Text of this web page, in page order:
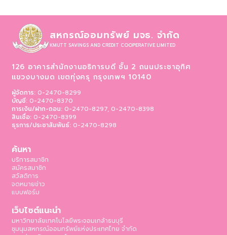
สหกรณ์ออมทรัพย์ มจธ. จำกัด
KMUTT SAVINGS AND CREDIT COOPERATIVE LIMITED
126 อาคารสำนักงานอธิการบดี ชั้น 2 ถนนประชาอุทิศ
แขวงบางมด เขตทุ่งครุ กรุงเทพฯ 10140
ผู้จัดการ: 0-2470-8299
บัญชี: 0-2470-8370
การเงิน/ฝาก-ถอน: 0-2470-8297, 0-2470-8398
สินเชื่อ: 0-2470-8399
ธุรการ/ประชาสัมพันธ์: 0-2470-8298
ค้นหา
บริการสมาชิก
สมัครสมาชิก
สวัสดิการ
จดหมายข่าว
แบบฟอร์ม
เว็บไซต์แนะนำ
มหาวิทยาลัยเทคโนโลยีพระจอมเกล้าธนบุรี
ชุมนุมสหกรณ์ออมทรัพย์แห่งประเทศไทย จำกัด